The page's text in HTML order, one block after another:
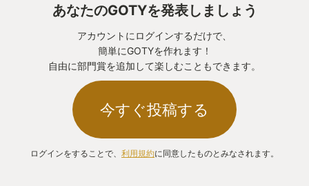
あなたのGOTYを発表しましょう
アカウントにログインするだけで、
簡単にGOTYを作れます！
自由に部門賞を追加して楽しむこともできます。
今すぐ投稿する
ログインをすることで、 利用規約に同意したものとみなされます。